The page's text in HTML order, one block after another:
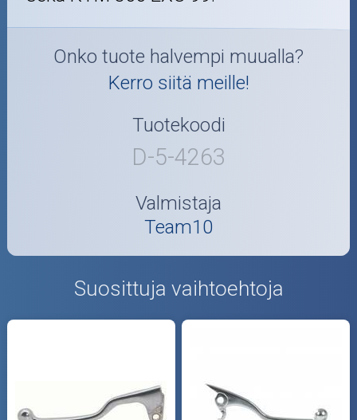
Onko tuote halvempi muualla?
Kerro siitä meille!
Tuotekoodi
D-5-4263
Valmistaja
Team10
Suosittuja vaihtoehtoja